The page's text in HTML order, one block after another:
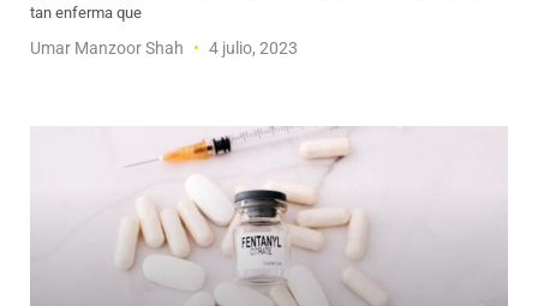
tan enferma que
Umar Manzoor Shah 4 julio, 2023